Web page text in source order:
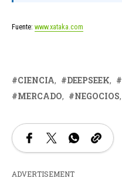
Fuente: www.xataka.com
CIENCIA DEEPSEEK
MERCADO
NEGOCIOS
ADVERTISEMENT